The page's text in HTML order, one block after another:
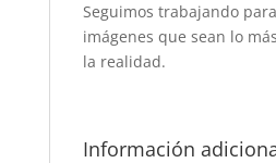
Seguimos trabajando
imágenes que sean lo
la realidad.
Información